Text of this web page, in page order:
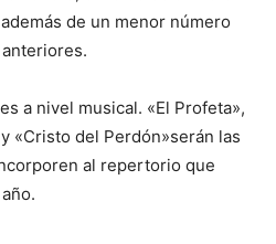
de un menor número
a nivel musical. «El Profeta»,
«Cristo del Perdón»serán las
al repertorio que